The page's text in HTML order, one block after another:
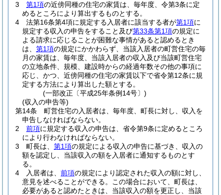
3
第1項の近傍同種の住宅の家賃は、毎年度、令第3条に定
めるところにより算出するものとする。
4
法第16条第4項に規定する入居者に該当する者が第1項に
規定する収入の申告をすること及び第33条第1項の規定に
よる請求に応じることが困難な事情があると認めるとき
は、 第1項の規定にかかわらず、当該入居者の町営住宅の毎
月の家賃は、毎年度、当該入居者の収入及び当該町営住宅
の立地条件、規模、建設時からの経過年数その他の事項に
応じ、かつ、近傍同種の住宅の家賃以下で省令第12条に規
定する方法により算出した額とする。
(一部改正〔平成25年条例14号〕)
(収入の申告等)
第14条
町営住宅の入居者は、毎年度、町長に対し、収入を
申告しなければならない。
2
前項に規定する収入の申告は、省令第9条に定めるところ
により行わなければならない。
3
町長は、 第1項の規定による収入の申告に基づき、収入の
額を認定し、当該収入の額を入居者に通知するものとす
る。
4
入居者は、 前項の規定により認定された収入の額に対し、
意見を述べることができる。
この場合において、町長は、
必要があると認めたときは、当該収入の額を更正し、当該